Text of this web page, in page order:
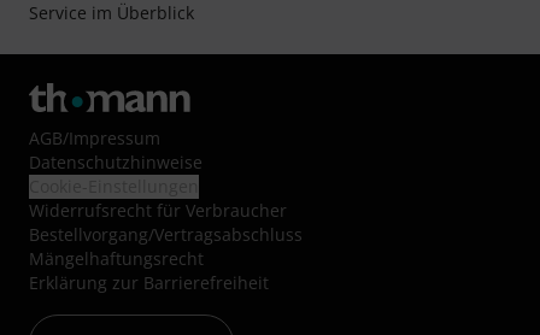
Service im Überblick
AGB/Impressum
Datenschutzhinweise
Widerrufsrecht für Verbraucher
Bestellvorgang/Vertragsabschluss
Mängelhaftungsrecht
Erklärung zur Barrierefreiheit